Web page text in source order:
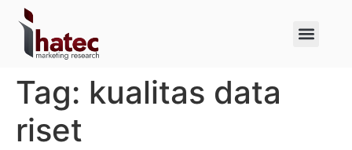
Tag: kualitas data
riset